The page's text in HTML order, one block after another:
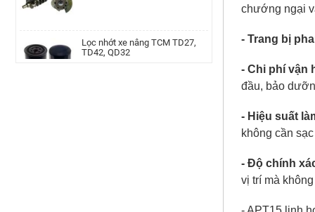
LH | AP-F36A4-00002010
TD42, QD32
chướng ngại
- Trang bị
- C hi phí vận
đầu, bảo
- Hiệu suất
không cần
- Độ chính
vị trí mà